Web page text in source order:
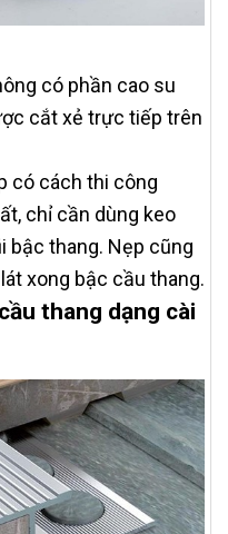
có phần cao su
cắt xẻ trực tiếp trên
có cách thi công
chỉ cần dùng keo
bậc thang. Nẹp cũng
xong bậc cầu thang.
thang dạng cài